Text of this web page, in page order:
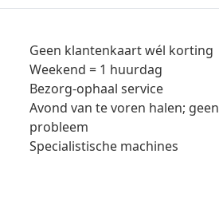
Geen klantenkaart wél korting
Weekend = 1 huurdag
Bezorg-ophaal service
Avond van te voren halen; geen
probleem
Specialistische machines